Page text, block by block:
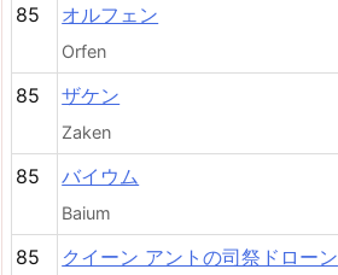
85 オルフェン
Orfen
85 ザケン
Zaken
85 バイウム
Baium
85 クイーン アントの司祭ドローン